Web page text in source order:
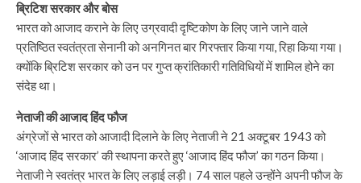
ब्रिटिश सरकार और बोस
भारत को आजाद कराने के लिए उग्रवादी दृष्टिकोण के लिए जाने जाने वाले
प्रतिष्ठित स्वतंत्रता सेनानी को अनगिनत बार गिरफ्तार किया गया, रिहा किया गया।
क्योंकि ब्रिटिश सरकार को उन पर गुप्त क्रांतिकारी गतिविधियों में शामिल होने का
संदेह था।
नेताजी की आजाद हिंद फौज
अंग्रेजों से भारत को आजादी दिलाने के लिए नेताजी ने 21 अक्टूबर 1943 को
‘आजाद हिंद सरकार’ की स्थापना करते हुए ‘आजाद हिंद फौज’ का गठन किया।
नेताजी ने स्वतंत्र भारत के लिए लड़ाई लड़ी। 74 साल पहले उन्होंने अपनी फौज के